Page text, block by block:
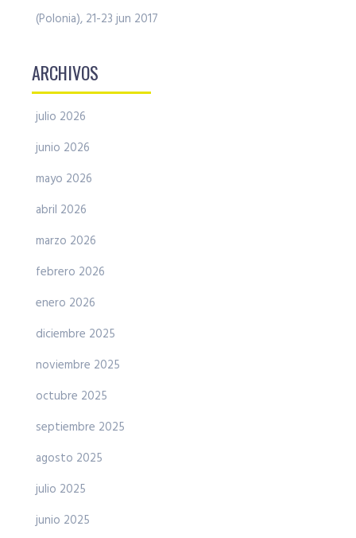
(Polonia), 21-23 jun 2017
ARCHIVOS
julio 2026
junio 2026
mayo 2026
abril 2026
marzo 2026
febrero 2026
enero 2026
diciembre 2025
noviembre 2025
octubre 2025
septiembre 2025
agosto 2025
julio 2025
junio 2025